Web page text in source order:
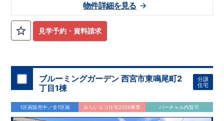
見学予約・資料請求
物件詳細を見る
ブルーミングガーデン 西宮市東鳴尾町2
丁目1棟
分譲
住宅
1区画販売中／全1区画 みらいエコ住宅2026事業 バーチャル内覧可